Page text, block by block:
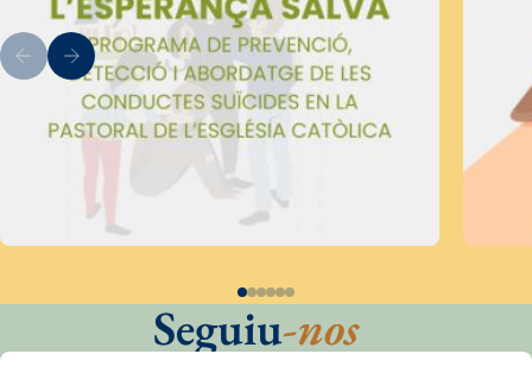
Seguiu-nos